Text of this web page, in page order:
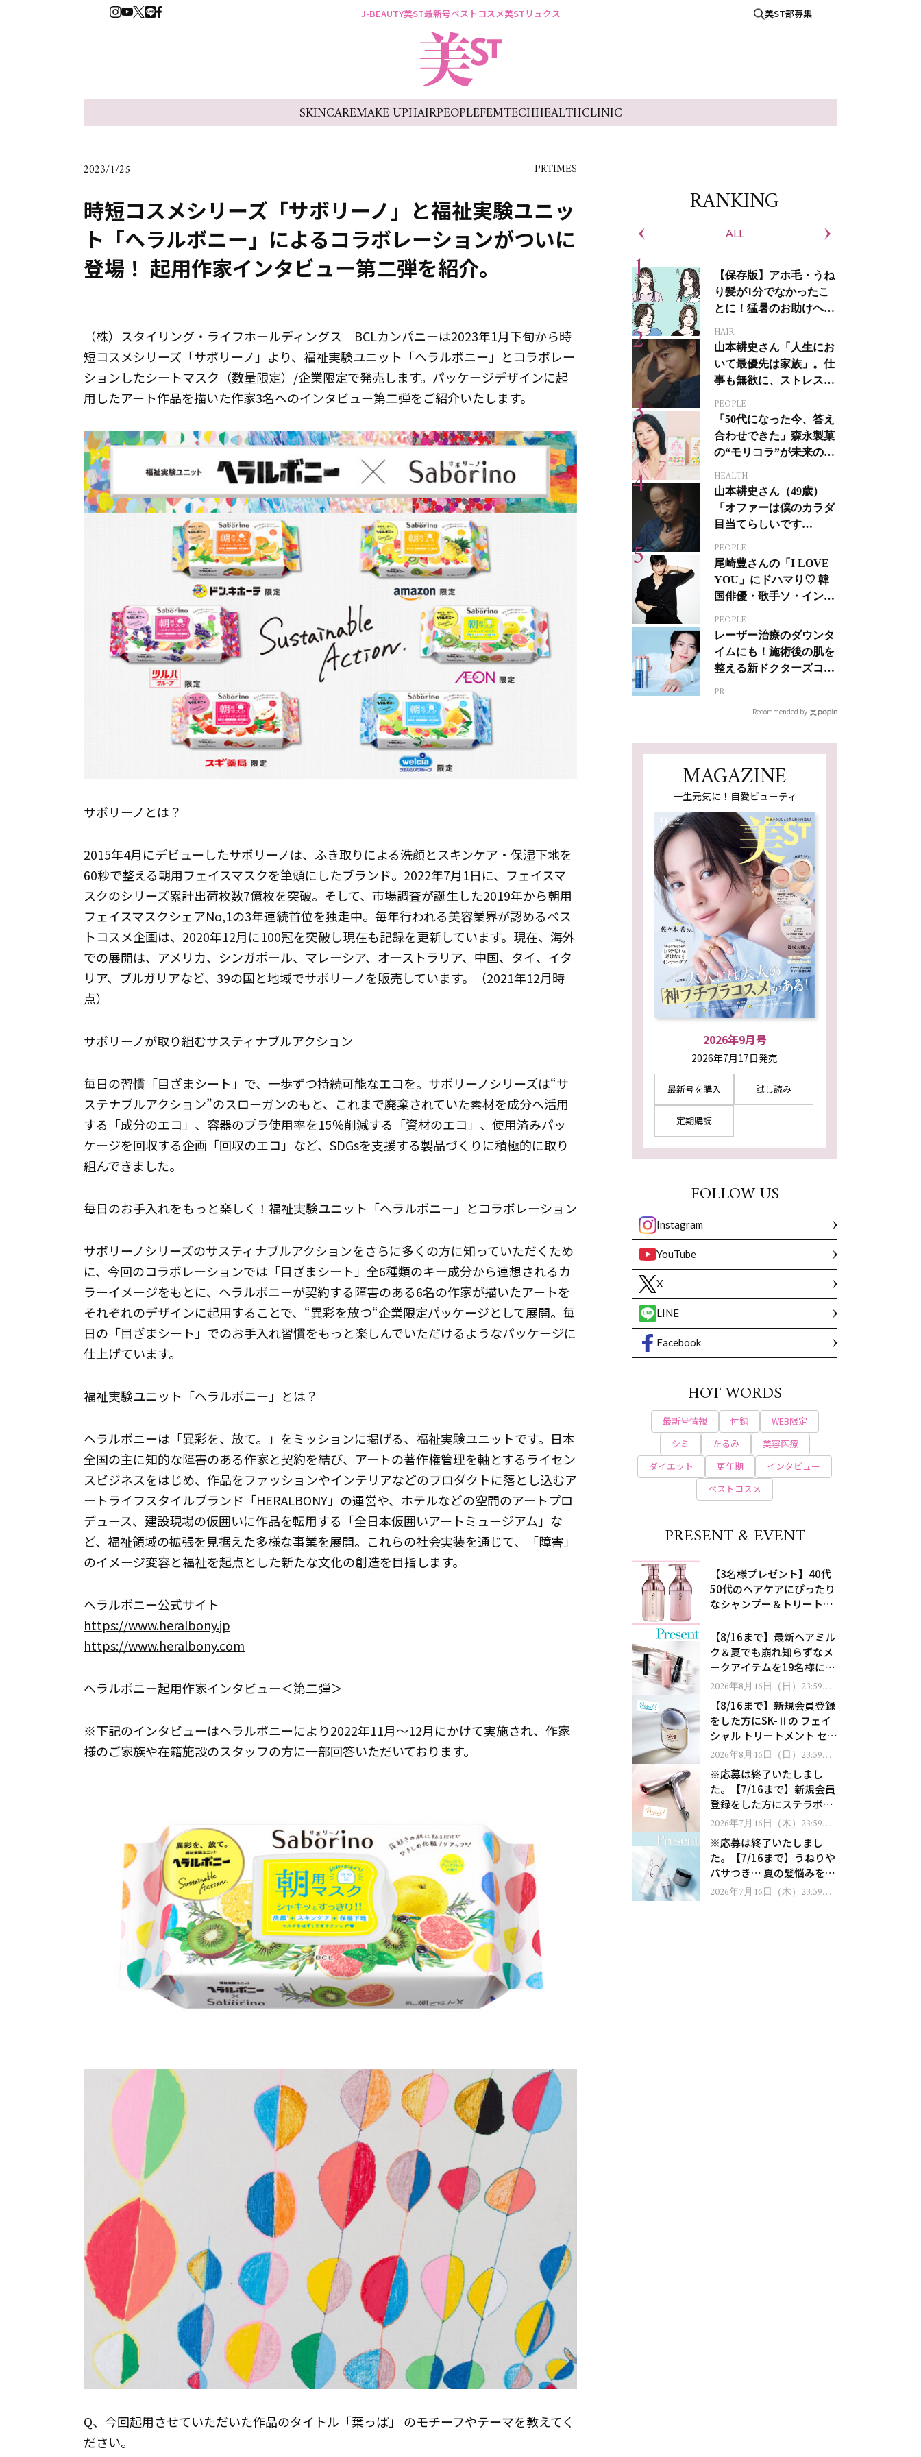
J-BEAUTY美ST最新号ベストコスメ美STリュクス 美ST部募集
SKINCAREMAKE UPHAIRPEOPLEFEMTECHHEALTHCLINIC
2023/1/25 PRTIMES
時短コスメシリーズ「サボリーノ」と福祉実験ユニッ
ト「ヘラルボニー」によるコラボレーションがついに
登場！ 起用作家インタビュー第二弾を紹介。
（株）スタイリング・ライフホールディングス BCLカンパニーは2023年1月下旬から時
短コスメシリーズ「サボリーノ」より、福祉実験ユニット「ヘラルボニー」とコラボレー
ションしたシートマスク（数量限定）/企業限定で発売します。パッケージデザインに起
用したアート作品を描いた作家3名へのインタビュー第二弾をご紹介いたします。
サボリーノとは？
2015年4月にデビューしたサボリーノは、ふき取りによる洗顔とスキンケア・保湿下地を
60秒で整える朝用フェイスマスクを筆頭にしたブランド。2022年7月1日に、フェイスマ
スクのシリーズ累計出荷枚数7億枚を突破。そして、市場調査が誕生した2019年から朝用
フェイスマスクシェアNo,1の3年連続首位を独走中。毎年行われる美容業界が認めるベス
トコスメ企画は、2020年12月に100冠を突破し現在も記録を更新しています。現在、海外
での展開は、アメリカ、シンガポール、マレーシア、オーストラリア、中国、タイ、イタ
リア、ブルガリアなど、39の国と地域でサボリーノを販売しています。（2021年12月時
点）
サボリーノが取り組むサスティナブルアクション
毎日の習慣「目ざまシート」で、一歩ずつ持続可能なエコを。サボリーノシリーズは“サ
ステナブルアクション”のスローガンのもと、これまで廃棄されていた素材を成分へ活用
する「成分のエコ」、容器のプラ使用率を15％削減する「資材のエコ」、使用済みパッ
ケージを回収する企画「回収のエコ」など、SDGsを支援する製品づくりに積極的に取り
組んできました。
毎日のお手入れをもっと楽しく！福祉実験ユニット「ヘラルボニー」とコラボレーション
サボリーノシリーズのサスティナブルアクションをさらに多くの方に知っていただくため
に、今回のコラボレーションでは「目ざまシート」全6種類のキー成分から連想されるカ
ラーイメージをもとに、ヘラルボニーが契約する障害のある6名の作家が描いたアートを
それぞれのデザインに起用することで、“異彩を放つ“企業限定パッケージとして展開。毎
日の「目ざまシート」でのお手入れ習慣をもっと楽しんでいただけるようなパッケージに
仕上げています。
福祉実験ユニット「ヘラルボニー」とは？
ヘラルボニーは「異彩を、放て。」をミッションに掲げる、福祉実験ユニットです。日本
全国の主に知的な障害のある作家と契約を結び、アートの著作権管理を軸とするライセン
スビジネスをはじめ、作品をファッションやインテリアなどのプロダクトに落とし込むア
ートライフスタイルブランド「HERALBONY」の運営や、ホテルなどの空間のアートプロ
デュース、建設現場の仮囲いに作品を転用する「全日本仮囲いアートミュージアム」な
ど、福祉領域の拡張を見据えた多様な事業を展開。これらの社会実装を通じて、「障害」
のイメージ変容と福祉を起点とした新たな文化の創造を目指します。
ヘラルボニー公式サイト
https://www.heralbony.jp
https://www.heralbony.com
ヘラルボニー起用作家インタビュー＜第二弾＞
※下記のインタビューはヘラルボニーにより2022年11月～12月にかけて実施され、作家
様のご家族や在籍施設のスタッフの方に一部回答いただいております。
Q、今回起用させていただいた作品のタイトル「葉っぱ」 のモチーフやテーマを教えてく
ださい。
RANKING
ALL
【保存版】アホ毛・うね
り髪が1分でなかったこ
とに！猛暑のお助けヘア
HAIR
山本耕史さん「人生にお
いて最優先は家族」。仕
事も無欲に、ストレスを
PEOPLE
「50代になった今、答え
合わせできた」森永製菓
の“モリコラ”が未来のキ
HEALTH
山本耕史さん（49歳）
「オファーは僕のカラダ
目当てらしいです
ジカルへの挑戦
PEOPLE
尾崎豊さんの「I LOVE
YOU」にドハマり♡ 韓
国俳優・歌手ソ・イング
人生って？
PEOPLE
レーザー治療のダウンタ
イムにも！施術後の肌を
整える新ドクターズコス
PR
Recommended by
MAGAZINE
一生元気に！自愛ビューティ
2026年9月号
2026年7月17日発売
最新号を購入 試し読み
定期購読
FOLLOW US
Instagram
YouTube
X
LINE
Facebook
HOT WORDS
最新号情報 付録
WEB限定
シミ
たるみ
美容医療
ダイエット
更年期
インタビュー
ベストコスメ
PRESENT & EVENT
【3名様プレゼント】40代
50代のヘアケアにぴったり
なシャンプー＆トリートメ
処！
【8/16まで】最新ヘアミル
ク＆夏でも崩れ知らずなメ
ークアイテムを19名様にプ
レゼント！
2026年8月16日（日）23:59ま
で【8/16まで】新規会員登録
をした方にSK-Ⅱの フェイ
シャル トリートメント セラ
ムをプレゼント！
2026年8月16日（日）23:59ま
※応募は終了いたしまし
た。【7/16まで】新規会員
登録をした方にステラボー
テのシャインリバース ヘア
ゼント！
2026年7月16日（木）23:59ま
※応募は終了いたしまし
た。【7/16まで】うねりや
パサつき… 夏の髪悩みを解
消するヘアケアアイテムを
2026年7月16日（木）23:59ま